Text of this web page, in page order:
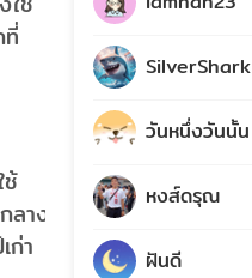
ช้
ลาง
ก่า
SilverShark
วันหนึ่งวันนั้น
หงส์ดรุณ
ฝันดี